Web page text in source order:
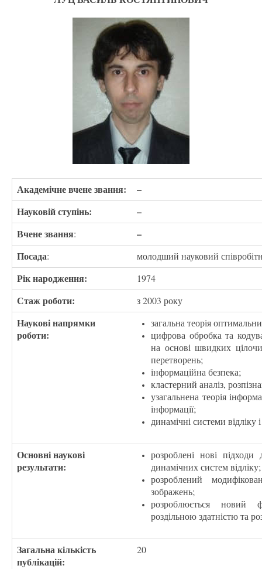
Академічне вчене звання:
–
Науковій ступінь:
–
Вчене звання:
–
Посада: молодший науковий
Рік народження: 1974
Стаж роботи: з 2003 року
Наукові напрямки
роботи:
загальна теорія
цифрова обробка та
на основі швидких
перетворень;
інформаційна безпека;
кластерний аналіз,
узагальнена теорія
інформації;
динамічні системи відліку
Основні наукові
результати:
розроблені нові
динамічних систем відліку;
розроблений
зображень;
розроблюється новий
роздільною здатністю та
Загальна кількість
публікацій:
20